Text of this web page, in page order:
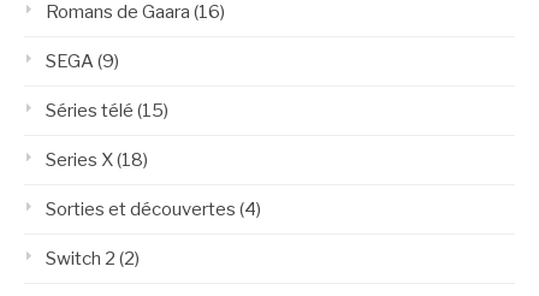
Romans de Gaara (16)
SEGA(9)
Séries télé (15)
Series X(18)
Sorties et découvertes (4)
Switch 2 (2)